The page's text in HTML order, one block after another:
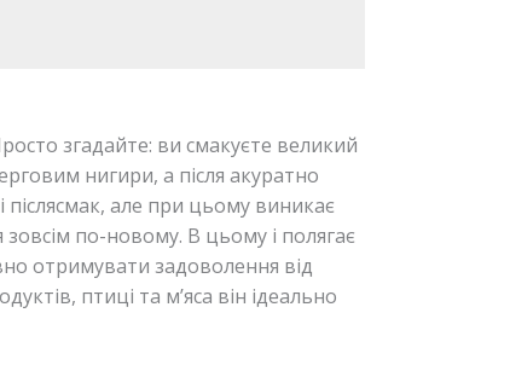
згадайте: ви смакуєте великий
нигири, а після акуратно
але при цьому виникає
зовсім по-новому. В цьому і полягає
отримувати задоволення від
птиці та м’яса він ідеально